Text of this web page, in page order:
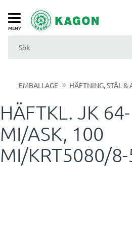
Meny
EMBALLAGE HÄFTNING, STÅL &
HÄFTKL. JK
MI/ASK, 100
MI/KRT5080/